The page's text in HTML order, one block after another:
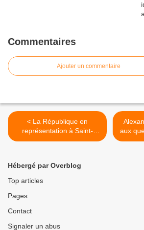
Commentaires
Ajouter un commentaire
< La République en
représentation à Saint-
Quentin-Fallavier : quand le
aux
Hébergé par Overblog
Top articles
Pages
Contact
Signaler un abus